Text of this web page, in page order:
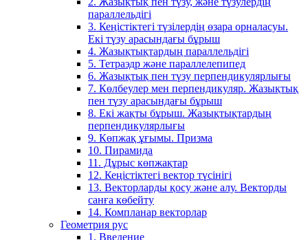
параллельдігі
3. Кеңістіктегі түзілердің өзара орналасуы.
Екі түзу арасындағы бұрыш
4. Жазықтықтардың параллельдігі
5. Тетраэдр және параллелепипед
6. Жазықтық пен түзу перпендикулярлығы
7. Көлбеулер мен перпендикуляр. Жазықтық
пен түзу арасындағы бұрыш
8. Екі жақты бұрыш. Жазықтықтардың
перпендикулярлығы
9. Көпжақ ұғымы. Призма
10. Пирамида
11. Дұрыс көпжақтар
12. Кеңістіктегі вектор түсінігі
13. Векторларды қосу және алу. Векторды
санға көбейту
14. Компланар векторлар
Геометрия рус
1. Введение